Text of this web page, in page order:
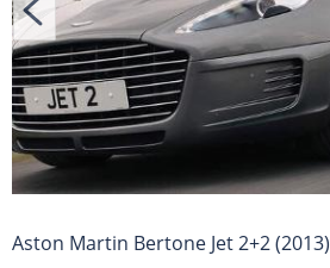
Aston Martin Bertone Jet 2+2 (2013)